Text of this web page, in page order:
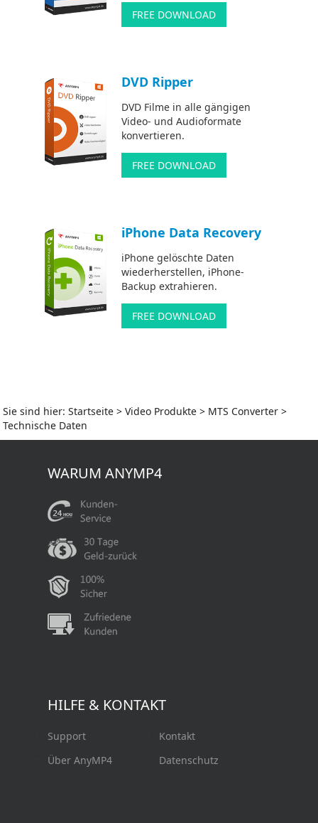
FREE DOWNLOAD
DVD Ripper
DVD Filme in alle gängigen
Video- und Audioformate
konvertieren.
FREE DOWNLOAD
iPhone Data Recovery
iPhone gelöschte Daten
wiederherstellen, iPhone-
Backup extrahieren.
FREE DOWNLOAD
Sie sind hier:Startseite >Video Produkte > MTS Converter >
Technische Daten
WARUM ANYMP4
HILFE & KONTAKT
Support
Kontakt
Über AnyMP4
Datenschutz